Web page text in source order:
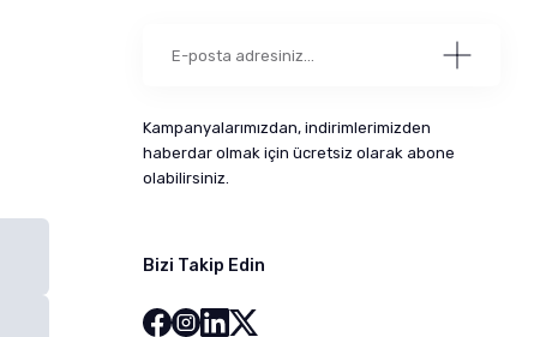
Kampanyalarımızdan, indirimlerimizden
haberdar olmak için ücretsiz olarak abone
olabilirsiniz.
Bizi Takip Edin